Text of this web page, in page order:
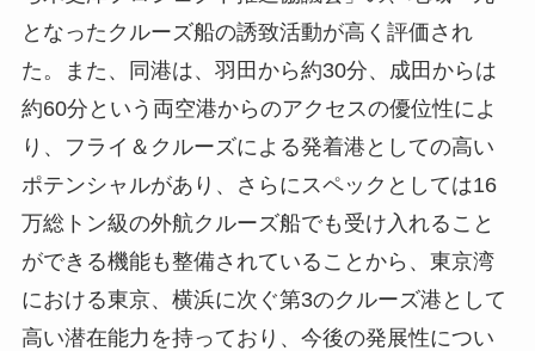
となったクルーズ船の誘致活動が高く評価され
た。また、同港は、羽田から約30分、成田からは
約60分という両空港からのアクセスの優位性によ
り、フライ＆クルーズによる発着港としての高い
ポテンシャルがあり、さらにスペックとしては16
万総トン級の外航クルーズ船でも受け入れること
ができる機能も整備されていることから、東京湾
における東京、横浜に次ぐ第3のクルーズ港として
高い潜在能力を持っており、今後の発展性につい